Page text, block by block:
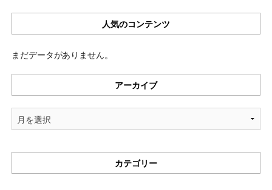
人気のコンテンツ
まだデータがありません。
アーカイブ
ア
ー
ブ
カテゴリー